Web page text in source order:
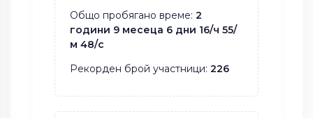
Общо пробягано време: 2
години 9 месеца 6 дни 16/ч 55/
м 48/с
Рекорден брой участници: 226